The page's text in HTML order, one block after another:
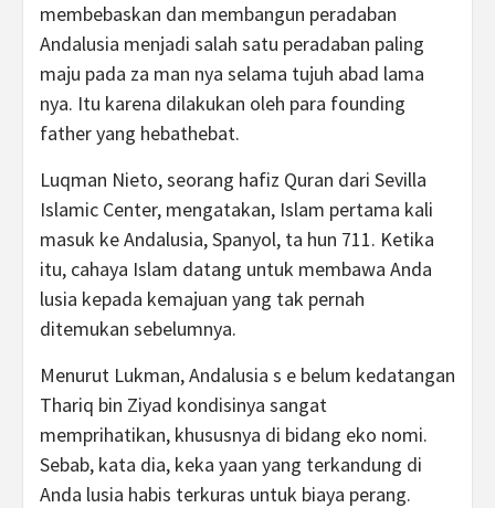
membebaskan dan membangun peradaban
Andalusia menjadi salah satu peradaban paling
maju pada za man nya selama tujuh abad lama
nya. Itu karena dilakukan oleh para founding
father yang hebathebat.
Luqman Nieto, seorang hafiz Quran dari Sevilla
Islamic Center, mengatakan, Islam pertama kali
masuk ke Andalusia, Spanyol, ta hun 711. Ketika
itu, cahaya Islam datang untuk membawa Anda
lusia kepada kemajuan yang tak pernah
ditemukan sebelumnya.
Menurut Lukman, Andalusia s e belum kedatangan
Thariq bin Ziyad kondisinya sangat
memprihatikan, khususnya di bidang eko nomi.
Sebab, kata dia, keka yaan yang terkandung di
Anda lusia habis terkuras untuk biaya perang.